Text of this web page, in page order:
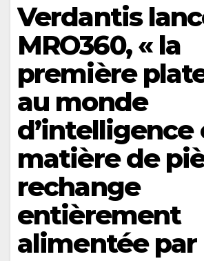
Verdantis
MRO360, « la
première
au monde
d’intelligence
matière de
rechange
entièrement
alimentée par